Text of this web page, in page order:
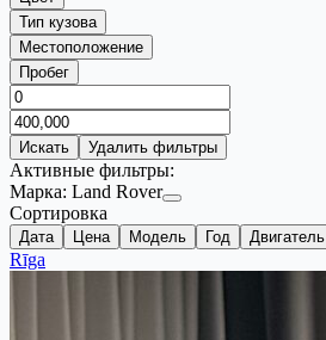
Тип кузова
Местоположение
Пробег
Искать Удалить фильтры
Активные фильтры:
Марка: Land Rover
Сортировка
Дата Цена Модель Год Двигатель
Rīga